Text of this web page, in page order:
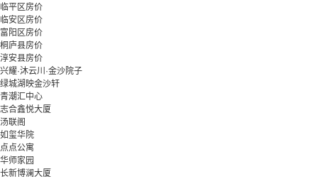
临平区房价
临安区房价
富阳区房价
桐庐县房价
淳安县房价
兴耀·沐云川·金沙院子
绿城湖映金沙轩
青潮汇中心
志合鑫悦大厦
汤联阁
如玺华院
点点公寓
华师家园
长新博澜大厦